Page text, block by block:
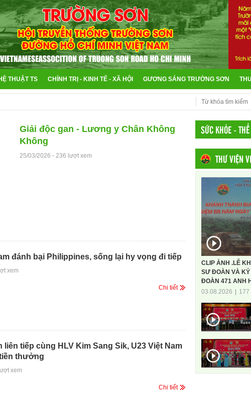
THUẬT TS CHÍNH TRỊ - KINH TẾ - XÃ HỘI GƯƠNG SÁNG TRƯỜNG SƠN
Giải độc gan - Lương y Chân Không
Không
25/03/2026 - 236 lượt xem
đánh bại Philippines, sống lại hy vọng đi tiếp
xem
Chi tiết
liên tiếp cùng HLV Kim Sang Sik, U23 Việt Nam
thưởng
xem
Chi tiết
SỨC KHỎE -
THƯ VIỆN
CLIP ẢNH .LỄ
SƯ ĐOÀN VÀ
ĐOÀN 471 ANH
03.08.2026
177